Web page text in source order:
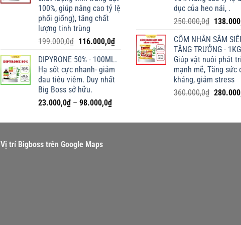
100%, giúp nâng cao tỷ lệ
phối giống), tăng chất
lượng tinh trùng
199.000,0₫ Giá
là:
199.000,0₫.
116.000,0₫Giá
tại
là:
116.000,0₫.
DIPYRONE 50% - 100ML.
Hạ sốt cực nhanh- giảm
đau tiêu viêm. Duy nhất
Big Boss sở hữu.
23.000,0₫ – 98.000,0₫Khoảng
từ
dục của heo nái, .
250.000,0₫ Giá
là:
CỐM NHÂN SÂM
TĂNG TRƯỞNG -
Giúp vật nuôi phát
mạnh mẽ, Tăng sức
kháng, giảm stress
360.000,0₫ Giá
Vị trí Bigboss trên Google Maps